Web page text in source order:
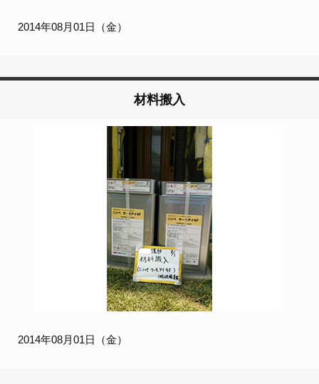
2014年08月01日（金）
材料搬入
2014年08月01日（金）